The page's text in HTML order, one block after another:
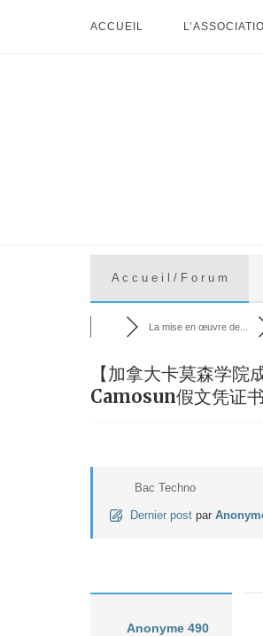
ACCUEIL
A c c u e i l / F o r u m
La mise en œuvre de...
【加拿大卡莫森学
Camosun假文凭证
Bac Techno
Dernier post par
Anonyme 490